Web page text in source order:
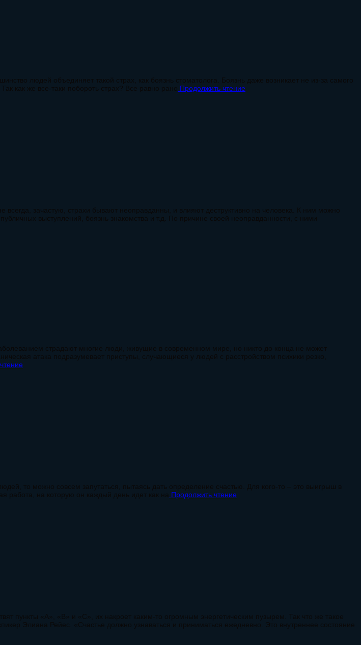
людей объединяет такой страх, как боязнь стоматолога. Боязнь даже возникает не из-за самого
как же все-таки побороть страх? Все равно рано
Продолжить чтение
зачастую, страхи бывают неоправданны, и влияют деструктивно на человека. К ним можно
выступлений, боязнь знакомства и т.д. По причине своей неоправданности, с ними
страдают многие люди, живущие в современном мире, но никто до конца не может
атака подразумевает приступы, случающиеся у людей с расстройством психики резко,
то можно совсем запутаться, пытаясь дать определение счастью. Для кого-то – это выигрыш в
работа, на которую он каждый день идет как на
Продолжить чтение
пункты «А», «В» и «С», их накроет каким-то огромным энергетическим пузырем. Так что же такое
Элиана Рейес. «Счастье должно узнаваться и приниматься ежедневно. Это внутреннее состояние